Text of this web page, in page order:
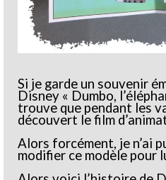
Si je garde un souvenir
Disney « Dumbo,
trouve que pendant les
découvert le film
Alors forcément, je n’ai
modifier ce modèle pour